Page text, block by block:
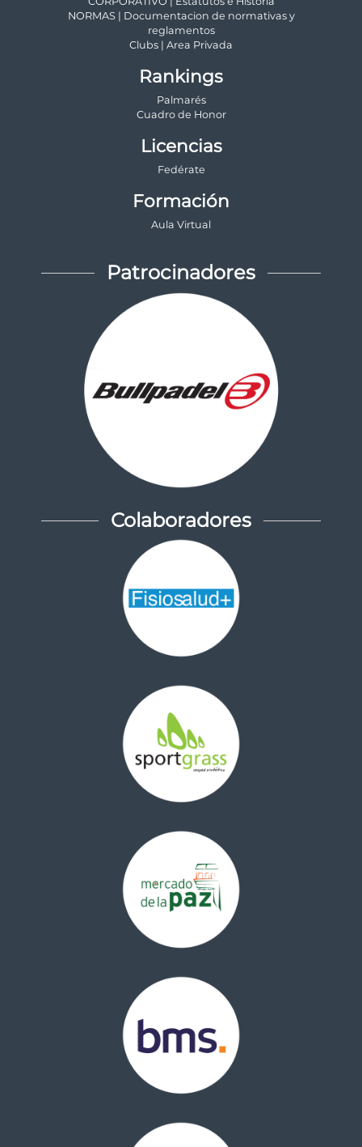
NORMAS | Documentacion de normativas y
reglamentos
Clubs | Area Privada
Rankings
Palmarés
Cuadro de Honor
Licencias
Fedérate
Formación
Aula Virtual
Patrocinadores
Colaboradores